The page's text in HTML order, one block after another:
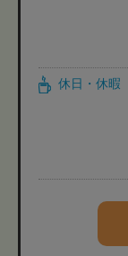
休日・休暇